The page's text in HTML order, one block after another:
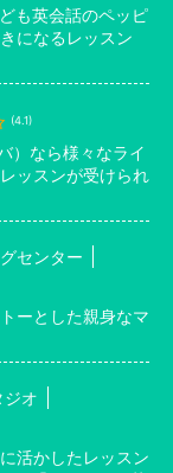
も英会話のペッピ
になるレッスン
(4.1)
）なら様々なライ
ッスンが受けられ
センター
ーとした親身なマ
ジオ
活かしたレッスン